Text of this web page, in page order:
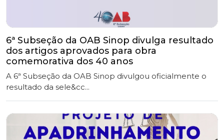
dos artigos aprovados para obra
comemorativa dos 40 anos
A 6ª Subseção da OAB Sinop divulgou oficialmente o
resultado da sele&cc...